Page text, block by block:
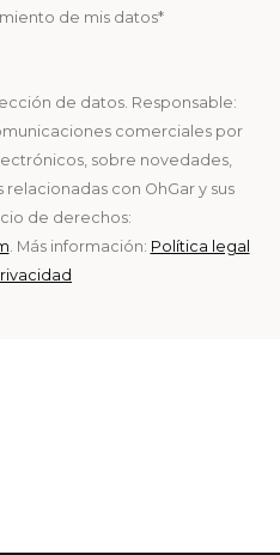
de mis datos*
de datos. Responsable:
comerciales por
sobre novedades,
con OhGar y sus
de derechos:
. Más información: Política legal